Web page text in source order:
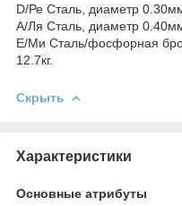
D/Ре Сталь, диаметр
А/Ля Сталь, диаметр
Е/Ми Сталь/фосфорная
12.7кг.
Скрыть
Характеристики
Основные атрибуты